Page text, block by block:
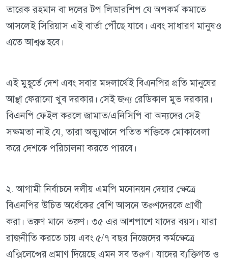
তারেক রহমান বা দলের টপ লিডারশিপ যে অপকর্ম কমাতে
আসলেই সিরিয়াস এই বার্তা পৌঁছে যাবে। এবং সাধারণ মানুষও
এতে আশ্বস্ত হবে।
এই মুহূর্তে দেশ এবং সবার মঙ্গলার্থেই বিএনপির প্রতি মানুষের
আস্থা ফেরানো খুব দরকার। সেই জন্য রেডিকাল মুভ দরকার।
বিএনপি ফেইল করলে জামাত/এনিসিপি বা অন্যদের সেই
সক্ষমতা নাই যে, তারা অভ্যুত্থানে পতিত শক্তিকে মোকাবেলা
করে দেশকে পরিচালনা করতে পারবে।
২. আগামী নির্বাচনে দলীয় এমপি মনোনয়ন দেয়ার ক্ষেত্রে
বিএনপির উচিত অর্ধেকের বেশি আসনে তরুণদেরকে প্রার্থী
করা। তরুণ মানে তরুণ। ৩৫ এর আশপাশে যাদের বয়স। যারা
রাজনীতি করতে চায় এবং ৫/৭ বছর নিজেদের কর্মক্ষেত্রে
এক্সিলেন্সের প্রমাণ দিয়েছে এমন সব তরুণ। যাদের ব্যক্তিগত ও